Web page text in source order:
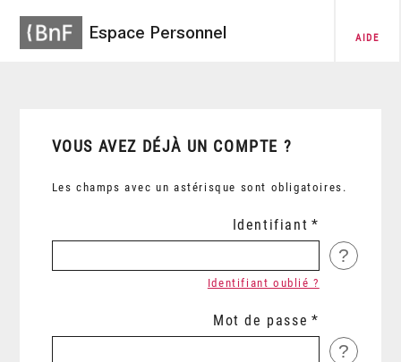
Espace Personnel AIDE
VOUS AVEZ DÉJÀ UN COMPTE ?
Les champs avec un astérisque sont obligatoires.
Identifiant
?
Identifiant oublié ?
Mot de passe
?